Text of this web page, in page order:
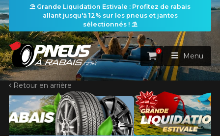
⛱️ Grande Liquidation Estivale : Profitez de rabais
allant jusqu'à 12% sur les pneus et jantes
sélectionnés ! ⛱️
ACCUEIL
PNEUS
Panier
0
Menu
Retour en arrière